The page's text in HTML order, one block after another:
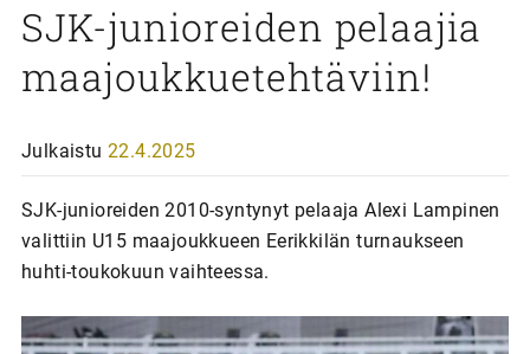
SJK-junioreiden pelaajia
maajoukkuetehtäviin!
Julkaistu 22.4.2025
SJK-junioreiden 2010-syntynyt pelaaja Alexi Lampinen
valittiin U15 maajoukkueen Eerikkilän turnaukseen
huhti-toukokuun vaihteessa.